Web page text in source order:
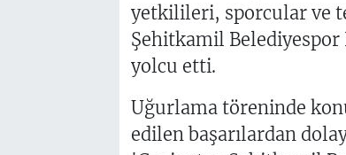
yetkilileri, sporcular ve
Şehitkamil
yolcu etti.
Uğurlama töreninde
edilen başarılardan